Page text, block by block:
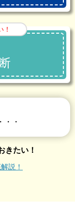
！
・・
きたい！
説！